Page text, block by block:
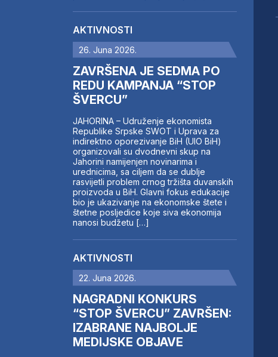
AKTIVNOSTI
26. Juna 2026.
ZAVRŠENA JE SEDMA PO
REDU KAMPANJA “STOP
ŠVERCU”
JAHORINA – Udruženje ekonomista
Republike Srpske SWOT i Uprava za
indirektno oporezivanje BiH (UIO BiH)
organizovali su dvodnevni skup na
Jahorini namijenjen novinarima i
urednicima, sa ciljem da se dublje
rasvijetli problem crnog tržišta duvanskih
proizvoda u BiH. Glavni fokus edukacije
bio je ukazivanje na ekonomske štete i
štetne posljedice koje siva ekonomija
nanosi budžetu […]
AKTIVNOSTI
22. Juna 2026.
NAGRADNI KONKURS
“STOP ŠVERCU” ZAVRŠEN:
IZABRANE NAJBOLJE
MEDIJSKE OBJAVE